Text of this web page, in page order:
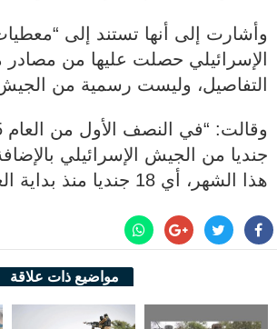
وأشارت إلى أنها تستند إلى
الإسرائيلي حصلت عليها من
التفاصيل، وليست رسمية من
هذا الشهر، أي 18 جنديا منذ بداية العام”.
مواضيع ذات علاقة